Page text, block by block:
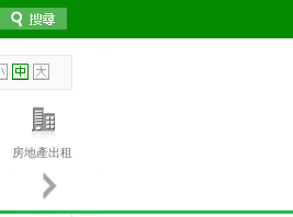
房地產出租